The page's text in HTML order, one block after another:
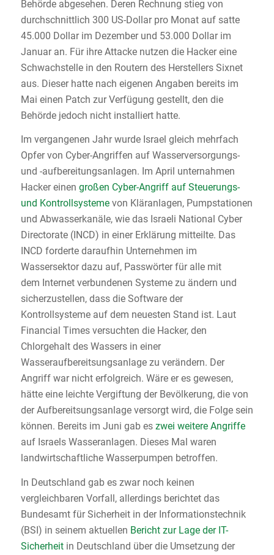
Behörde abgesehen. Deren Rechnung stieg von
durchschnittlich 300 US-Dollar pro Monat auf satte
45.000 Dollar im Dezember und 53.000 Dollar im
Januar an. Für ihre Attacke nutzen die Hacker eine
Schwachstelle in den Routern des Herstellers Sixnet
aus. Dieser hatte nach eigenen Angaben bereits im
Mai einen Patch zur Verfügung gestellt, den die
Behörde jedoch nicht installiert hatte.
Im vergangenen Jahr wurde Israel gleich mehrfach
Opfer von Cyber-Angriffen auf Wasserversorgungs-
und -aufbereitungsanlagen. Im April unternahmen
Hacker einen großen Cyber-Angriff auf Steuerungs-
und Kontrollsystemevon Kläranlagen, Pumpstationen
und Abwasserkanäle, wie das Israeli National Cyber
Directorate (INCD) in einer Erklärung mitteilte. Das
INCD forderte daraufhin Unternehmen im
Wassersektor dazu auf, Passwörter für alle mit
dem Internet verbundenen Systeme zu ändern und
sicherzustellen, dass die Software der
Kontrollsysteme auf dem neuesten Stand ist. Laut
Financial Times versuchten die Hacker, den
Chlorgehalt des Wassers in einer
Wasseraufbereitsungsanlage zu verändern. Der
Angriff war nicht erfolgreich. Wäre er es gewesen,
hätte eine leichte Vergiftung der Bevölkerung, die von
der Aufbereitsungsanlage versorgt wird, die Folge sein
können. Bereits im Juni gab es zwei weitere Angriffe
auf Israels Wasseranlagen. Dieses Mal waren
landwirtschaftliche Wasserpumpen betroffen.
In Deutschland gab es zwar noch keinen
vergleichbaren Vorfall, allerdings berichtet das
Bundesamt für Sicherheit in der Informationstechnik
(BSI) in seinem aktuellen Bericht zur Lage der IT-
Sicherheitin Deutschland über die Umsetzung der